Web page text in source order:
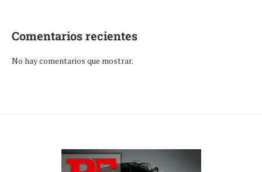
Comentarios recientes
No hay comentarios que mostrar.